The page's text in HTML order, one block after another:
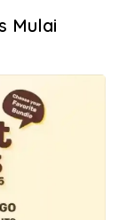
Mulai